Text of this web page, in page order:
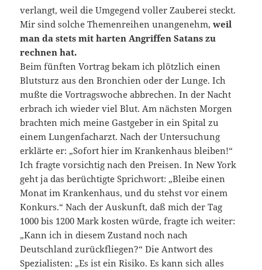
verlangt, weil die Umgegend voller Zauberei steckt.
Mir sind solche Themenreihen unangenehm,weil
man da stets mit harten Angriffen Satans zu
rechnen hat.
Beim fünften Vortrag bekam ich plötzlich einen
Blutsturz aus den Bronchien oder der Lunge. Ich
mußte die Vortragswoche abbrechen. In der Nacht
erbrach ich wieder viel Blut. Am nächsten Morgen
brachten mich meine Gastgeber in ein Spital zu
einem Lungenfacharzt. Nach der Untersuchung
erklärte er: „Sofort hier im Krankenhaus bleiben!“
Ich fragte vorsichtig nach den Preisen. In New York
geht ja das berüchtigte Sprichwort: „Bleibe einen
Monat im Krankenhaus, und du stehst vor einem
Konkurs.“ Nach der Auskunft, daß mich der Tag
1000 bis 1200 Mark kosten würde, fragte ich weiter:
„Kann ich in diesem Zustand noch nach
Deutschland zurückfliegen?“ Die Antwort des
Spezialisten: „Es ist ein Risiko. Es kann sich alles